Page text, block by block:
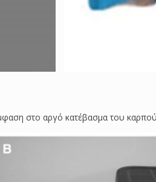
στο αργό κατέβασμα του